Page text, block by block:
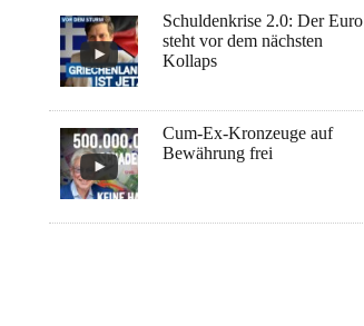
Schuldenkrise 2.0: Der Euro
steht vor dem nächsten
Kollaps
Cum-Ex-Kronzeuge auf
Bewährung frei